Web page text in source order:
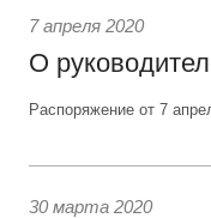
7 апреля 2020
О
Распоряжение от 7
30 марта 2020